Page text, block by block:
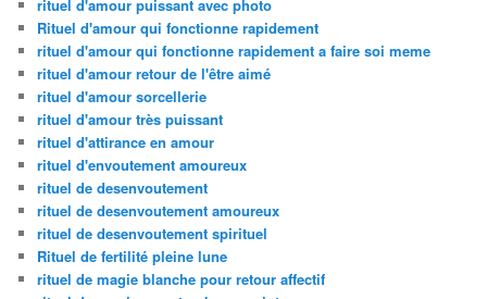
rituel d'amour puissant avec photo
Rituel d'amour qui fonctionne rapidement
rituel d'amour qui fonctionne rapidement a faire soi meme
rituel d'amour retour de l'être aimé
rituel d'amour sorcellerie
rituel d'amour très puissant
rituel d'attirance en amour
rituel d'envoutement amoureux
rituel de desenvoutement
rituel de desenvoutement amoureux
rituel de desenvoutement spirituel
Rituel de fertilité pleine lune
rituel de magie blanche pour retour affectif